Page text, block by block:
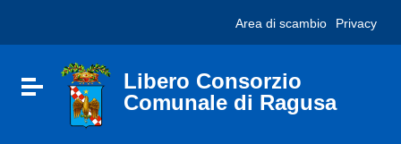
sito
include
Vai al footer
Area di scambio Privacy
Attiva / disattiva la navigazione
Libero Consorzio
Comunale di Ragusa